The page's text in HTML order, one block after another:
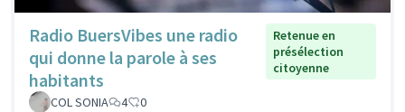
Radio BuersVibes une radio
qui donne la parole à ses
habitants
Retenue en
présélection
citoyenne
COL SONIA 4 0